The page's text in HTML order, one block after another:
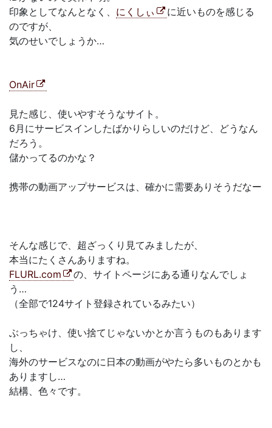
印象としてなんとなく、 にくしぃ
に近いものを感じる
のですが、
気のせいでしょうか…
OnAir
見た感じ、使いやすそうなサイト。
6月にサービスインしたばかりらしいのだけど、どうなん
だろう。
儲かってるのかな？
携帯の動画アップサービスは、確かに需要ありそうだなー
そんな感じで、超ざっくり見てみましたが、
本当にたくさんありますね。
FLURL.com
の、サイトページにある通りなんでしょ
う…
（全部で124サイト登録されているみたい）
ぶっちゃけ、使い捨てじゃないかとか言うものもあります
し、
海外のサービスなのに日本の動画がやたら多いものとかも
ありますし…
結構、色々です。